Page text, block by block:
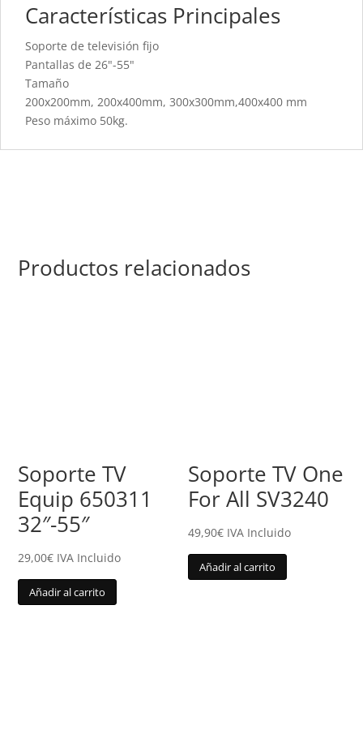
Características Principales
Soporte de televisión fijo
Pantallas de 26"-55"
Tamaño
200x200mm, 200x400mm, 300x300mm,400x400 mm
Peso máximo 50kg.
Productos relacionados
Soporte TV
Equip 650311
32″-55″
29,00€ IVA Incluido
Añadir al carrito
Soporte TV One
For All SV3240
49,90€ IVA Incluido
Añadir al carrito